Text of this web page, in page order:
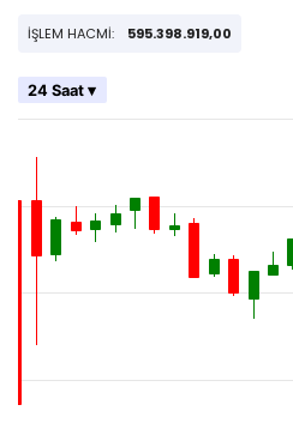
İŞLEM HACMİ: 595.398.919,00
24 Saat ▾